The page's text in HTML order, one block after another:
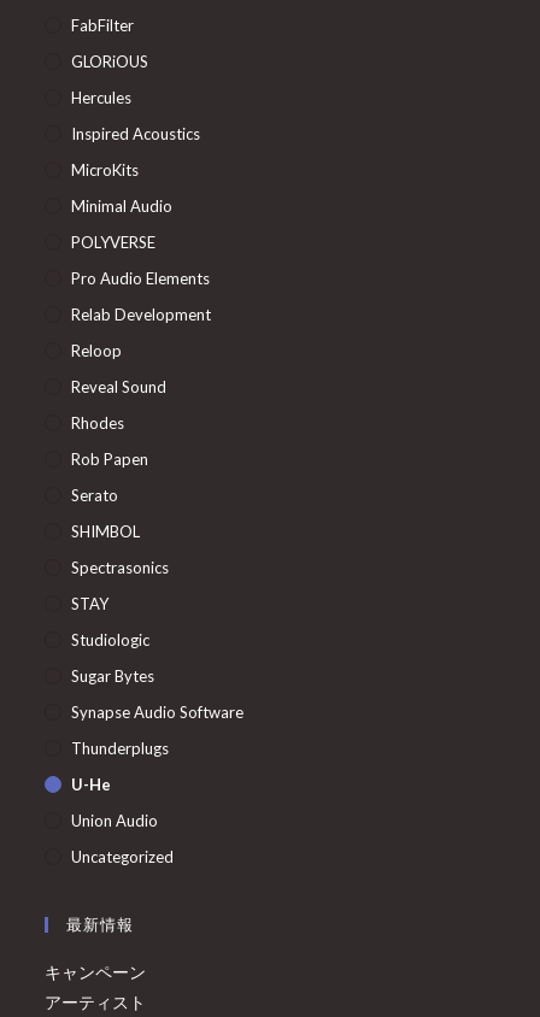
FabFilter
GLORiOUS
Hercules
Inspired Acoustics
MicroKits
Minimal Audio
POLYVERSE
Pro Audio Elements
Relab Development
Reloop
Reveal Sound
Rhodes
Rob Papen
Serato
SHIMBOL
Spectrasonics
STAY
Studiologic
Sugar Bytes
Synapse Audio Software
Thunderplugs
U-He
Union Audio
Uncategorized
最新情報
キャンペーン
アーティスト